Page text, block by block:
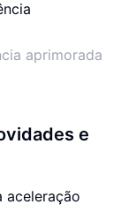
aprimorada
e
aceleração